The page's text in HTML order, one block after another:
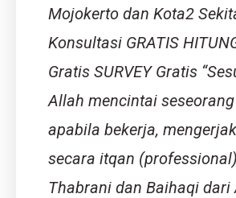
Djava
Panen
Mojokerto dan Kota2
Konsultasi GRATIS
Gratis SURVEY Gratis
Allah mencintai
apabila bekerja,
secara itqan
Thabrani dan Baihaqi dari